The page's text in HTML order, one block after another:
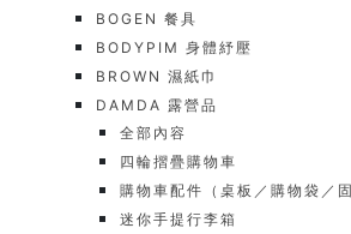
BOGEN 餐具
BODYPIM 身體紓壓
BROWN 濕紙巾
DAMDA 露營品
全部內容
四輪摺疊購物車
購物車配件（桌板／購物袋／固
迷你手提行李箱